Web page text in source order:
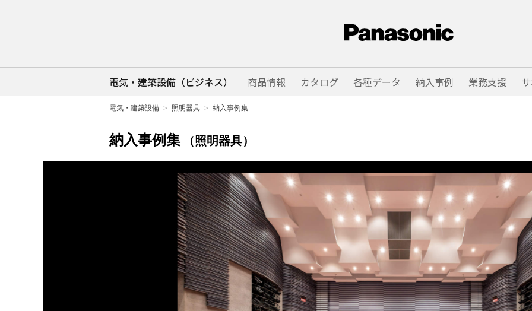
電気・建築設備（ビジネス） 商品情報 カタログ 各種データ 納入事例 業務支援
電気・建築設備 照明器具 納入事例集
納入事例集 （照明器具）